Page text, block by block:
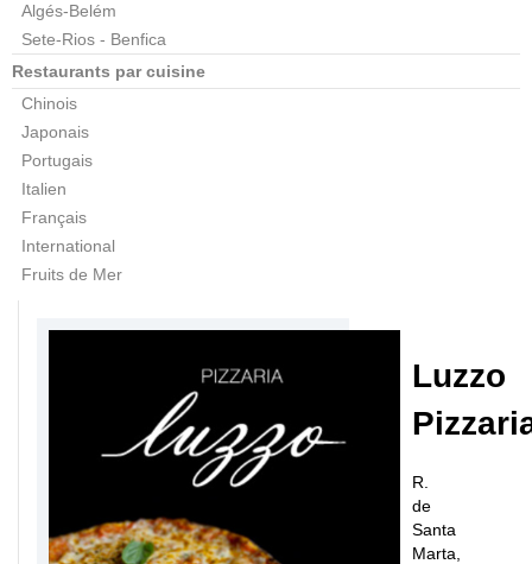
Algés-Belém
Sete-Rios - Benfica
Restaurants par cuisine
Chinois
Japonais
Portugais
Italien
Français
International
Fruits de Mer
Luzzo
R.
de
Santa
Marta,